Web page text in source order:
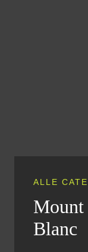
ALLE
Mount
Blanc